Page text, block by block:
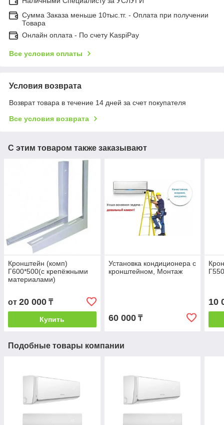
Сумма Заказа меньше 10тыс.тг. - Оплата при получении
Товара
Онлайн оплата - По счету KaspiPay
Все условия оплаты
Условия возврата
Возврат товара в течение 14 дней за счет покупателя
Все условия возврата
С этим товаром также заказывают
Кронштейн (комп)
Г600*500(с крепёжными
материалами)
от 20 000 ₸
Купить
Установка кондиционера с
кронштейном, Монтаж
60 000₸
10
Подобные товары компании